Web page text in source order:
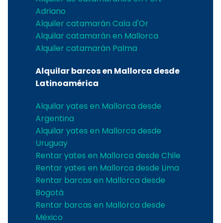
Adriano
Alquiler catamarán Cala d'Or
Alquilar catamarán en Mallorca
Alquiler catamarán Palma
Alquilar barcos en Mallorca desde
Latinoamérica
Alquilar yates en Mallorca desde
Argentina
Alquilar yates en Mallorca desde
Uruguay
Rentar yates en Mallorca desde Chile
Rentar yates en Mallorca desde Lima
Rentar barcas en Mallorca desde
Bogotá
Rentar barcas en Mallorca desde
México